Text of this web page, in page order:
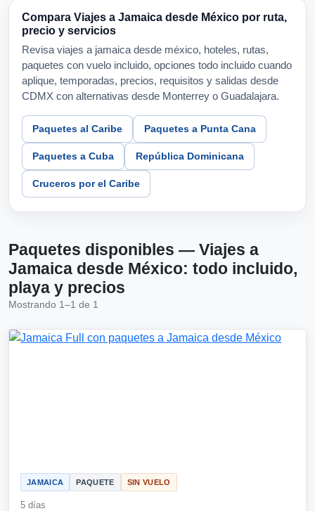
Compara Viajes a Jamaica desde México por ruta,
precio y servicios
Revisa viajes a jamaica desde méxico, hoteles, rutas,
paquetes con vuelo incluido, opciones todo incluido cuando
aplique, temporadas, precios, requisitos y salidas desde
CDMX con alternativas desde Monterrey o Guadalajara.
Paquetes al Caribe Paquetes a Punta Cana
Paquetes a Cuba República Dominicana
Cruceros por el Caribe
Paquetes disponibles — Viajes a
Jamaica desde México: todo incluido,
playa y precios
Mostrando 1–1 de 1
JAMAICA PAQUETE SIN VUELO
5 días